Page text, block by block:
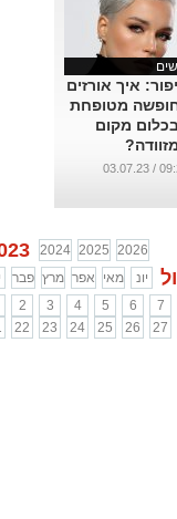
איך אורזים
מטופחת
מקום
09:25 /
2024 2025 2026
פבר מרץ אפר מאי יונ
2 3 4 5 6 7
22 23 24 25 26 27